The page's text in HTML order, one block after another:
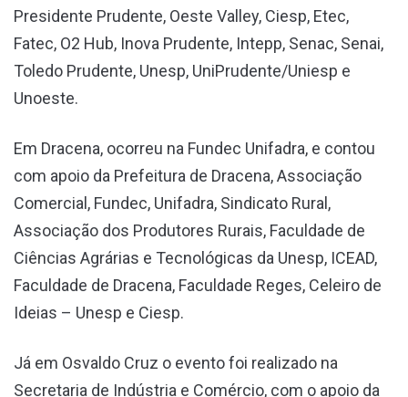
Presidente Prudente, Oeste Valley, Ciesp, Etec,
Fatec, O2 Hub, Inova Prudente, Intepp, Senac, Senai,
Toledo Prudente, Unesp, UniPrudente/Uniesp e
Unoeste.
Em Dracena, ocorreu na Fundec Unifadra, e contou
com apoio da Prefeitura de Dracena, Associação
Comercial, Fundec, Unifadra, Sindicato Rural,
Associação dos Produtores Rurais, Faculdade de
Ciências Agrárias e Tecnológicas da Unesp, ICEAD,
Faculdade de Dracena, Faculdade Reges, Celeiro de
Ideias – Unesp e Ciesp.
Já em Osvaldo Cruz o evento foi realizado na
Secretaria de Indústria e Comércio, com o apoio da